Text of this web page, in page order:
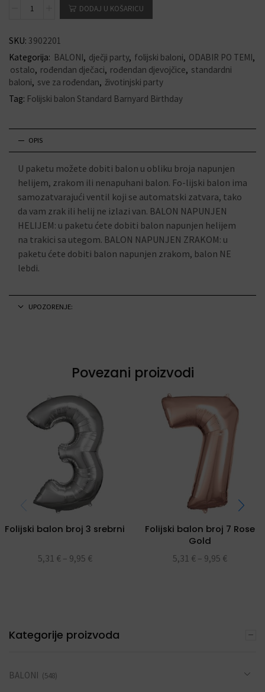
DODAJ U KOŠARICU
SKU: 3902201
Kategorija: BALONI, dječji party, folijski baloni, ODABIR PO TEMI,
ostalo, rođendan dječaci, rođendan djevojčice, standardni
baloni, sve za rođendan, životinjski party
Tag: Folijski balon Standard Barnyard Birthday
OPIS
U paketu možete dobiti balon u obliku broja napunjen
helijem, zrakom ili nenapuhani balon. Fo-lijski balon ima
samozatvarajući ventil koji se automatski zatvara, tako
da vam zrak ili helij ne izlazi van. BALON NAPUNJEN
HELIJEM: u paketu ćete dobiti balon napunjen helijem
na trakici sa utegom. BALON NAPUNJEN ZRAKOM: u
paketu ćete dobiti balon napunjen zrakom, balon NE
lebdi.
UPOZORENJE:
Povezani proizvodi
Folijski balon broj 3 srebrni
5,31 € – 9,95 €
Folijski balon broj 7 Rose
Gold
5,31 € – 9,95 €
Kategorije proizvoda
BALONI (548)